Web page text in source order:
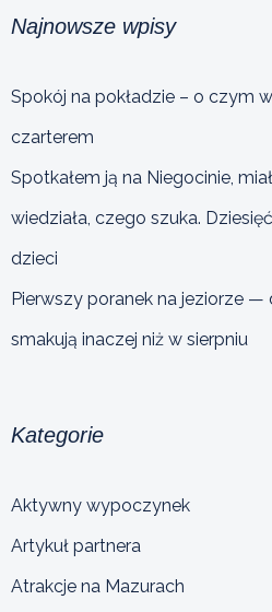
Najnowsze wpisy
Spokój na pokładzie – o czym
czarterem
Spotkałem ją na Niegocinie,
wiedziała, czego szuka.
dzieci
Pierwszy poranek na jeziorze
smakują inaczej niż w sierpniu
Kategorie
Aktywny wypoczynek
Artykuł partnera
Atrakcje na Mazurach